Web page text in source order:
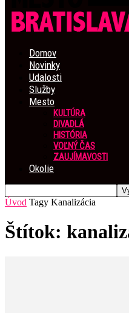
Domov
Novinky
Udalosti
Služby
Mesto
KULTÚRA
DIVADLÁ
HISTÓRIA
VOĽNÝ ČAS
ZAUJÍMAVOSTI
Okolie
Úvod Tagy Kanalizácia
Štítok: